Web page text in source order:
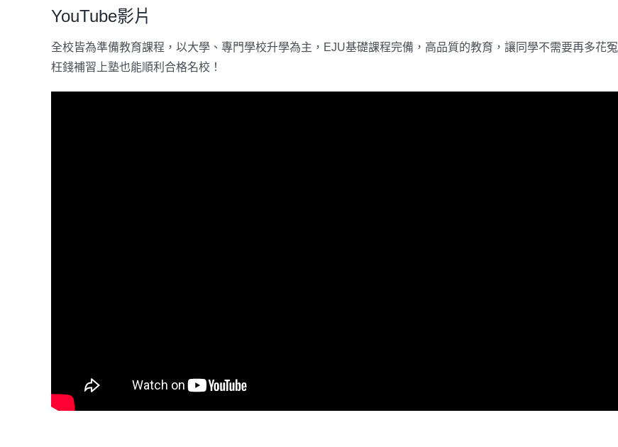
YouTube影片
全校皆為準備教育課程，以大學、專門學校升學為主，EJU基礎課程完備，高品質的教育，讓同學不需要再多花冤
枉錢補習上塾也能順利合格名校！